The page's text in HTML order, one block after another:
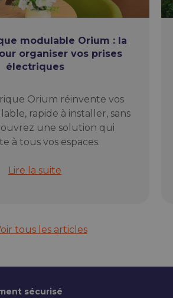
modulable Orium : la
organiser vos prises
électriques
Orium réinvente vos
rapide à installer, sans
une solution qui
à tous vos espaces.
Rail électrique modulable Orium :
Lire la suite
tous les articles
sécurisé